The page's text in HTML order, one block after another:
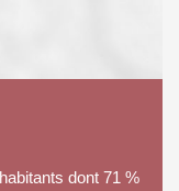
dont 71 %